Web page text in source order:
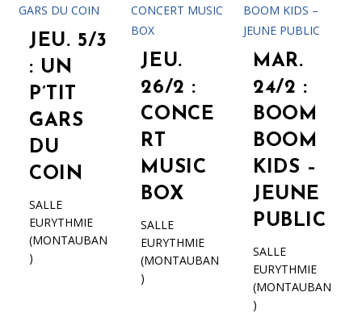
JEU. 5/3
: UN
P’TIT
GARS
DU
COIN
SALLE
EURYTHMIE
(MONTAUBAN
)
JEU.
26/2 :
CONCE
RT
MUSIC
BOX
SALLE
EURYTHMIE
(MONTAUBAN
)
MAR.
24/2 :
BOOM
BOOM
KIDS –
JEUNE
PUBLIC
SALLE
EURYTHMIE
(MONTAUBAN
)